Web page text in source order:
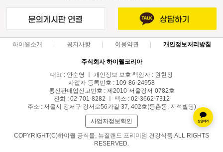
하이웰소개 공지사항 이용약관 개인정보처리방침
주식회사 하이웰코리아
대표 : 안순영 ㅣ 개인정보 보호 책임자 : 원현정
사업자 등록번호 : 109-86-24958
통신판매업신고번호 : 제2010-서울강서-0782호
전화 : 02-701-8282 ㅣ 팩스 : 02-3662-7312
주소 : 서울시 강서구 강서로56가길 37, 402호(등촌동, 지석빌딩)
사업자정보확인
COPYRIGHT(C)하이웰 공식몰, 뉴질랜드 프리미엄 건강식품 ALL RIGHTS
RESERVED.